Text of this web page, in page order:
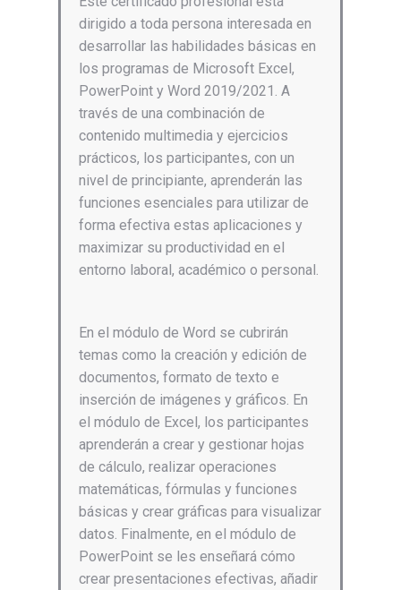
dirigido a toda persona interesada en
desarrollar las habilidades básicas en
los programas de Microsoft Excel,
PowerPoint y Word 2019/2021. A
través de una combinación de
contenido multimedia y ejercicios
prácticos, los participantes, con un
nivel de principiante, aprenderán las
funciones esenciales para utilizar de
forma efectiva estas aplicaciones y
maximizar su productividad en el
entorno laboral, académico o personal.
En el módulo de Word se cubrirán
temas como la creación y edición de
documentos, formato de texto e
inserción de imágenes y gráficos. En
el módulo de Excel, los participantes
aprenderán a crear y gestionar hojas
de cálculo, realizar operaciones
matemáticas, fórmulas y funciones
básicas y crear gráficas para visualizar
datos. Finalmente, en el módulo de
PowerPoint se les enseñará cómo
crear presentaciones efectivas, añadir